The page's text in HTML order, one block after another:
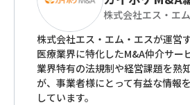
株式会社エス・エ
株式会社エス・エム・エスが運営
医療業界に特化したM&A仲介サー
業界特有の法規制や経営課題を熟
が、事業者様にとって有益な情報
しています。